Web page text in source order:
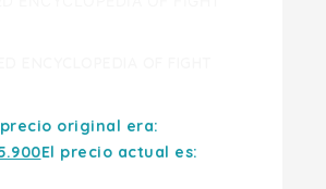
original era:
El precio actual es: